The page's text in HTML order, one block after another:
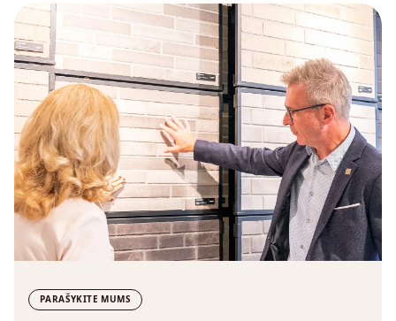
PARAŠYKITE MUMS